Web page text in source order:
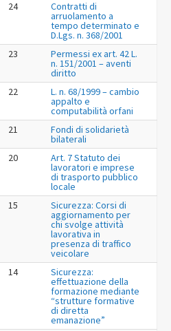
24 Contratti di
arruolamento a
tempo determinato e
D.Lgs. n. 368/2001
23 Permessi ex art. 42 L.
n. 151/2001 – aventi
diritto
22 L. n. 68/1999 – cambio
appalto e
computabilità orfani
21 Fondi di solidarietà
bilaterali
20 Art. 7 Statuto dei
lavoratori e imprese
di trasporto pubblico
locale
15 Sicurezza: Corsi di
aggiornamento per
chi svolge attività
lavorativa in
presenza di traffico
veicolare
14 Sicurezza:
effettuazione della
formazione mediante
“strutture formative
di diretta
emanazione”